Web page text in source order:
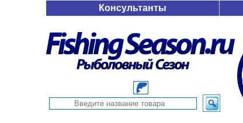
Консультанты